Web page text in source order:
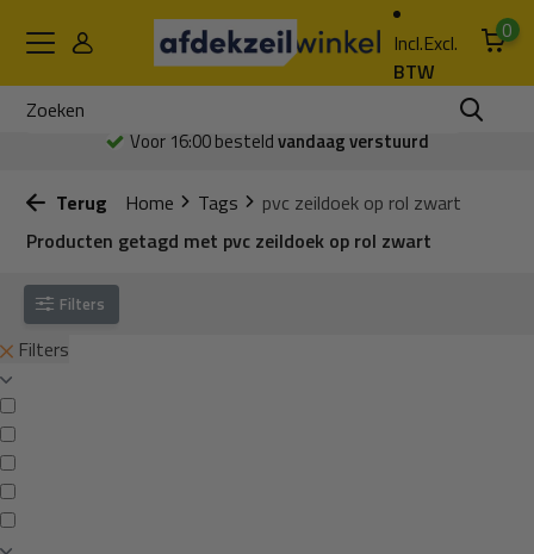
Incl.Excl.
BTW
0
Voor 16:00 besteldvandaag verstuurd
Terug Home Tags
pvc zeildoek op rol zwart
Producten getagd met pvc zeildoek op rol zwart
Filters
Filters